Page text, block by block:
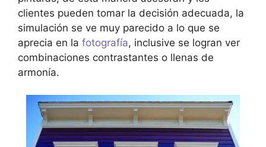
clientes pueden tomar la decisión adecuada, la
simulación se ve muy parecido a lo que se
aprecia en la fotografía, inclusive se logran ver
combinaciones contrastantes o llenas de
armonía.